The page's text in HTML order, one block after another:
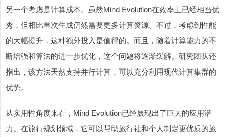
另一个考虑是计算成本。虽然Mind Evolution在效率上已经相当优
秀，但相比单次生成仍然需要更多计算资源。不过，考虑到性能
的大幅提升，这种额外投入是值得的。而且，随着计算能力的不
断增强和算法的进一步优化，这个问题将逐渐缓解。研究团队还
指出，该方法天然支持并行计算，可以充分利用现代计算集群的
优势。
从实用性角度来看，Mind Evolution已经展现出了巨大的应用潜
力。在旅行规划领域，它可以帮助旅行社和个人制定更优质的旅